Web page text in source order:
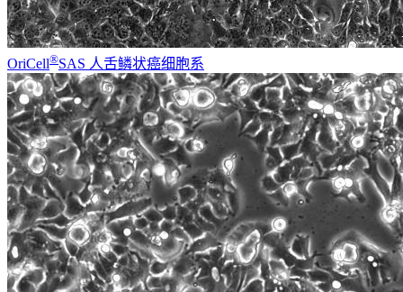
OriCell®SAS 人舌鳞状癌细胞系